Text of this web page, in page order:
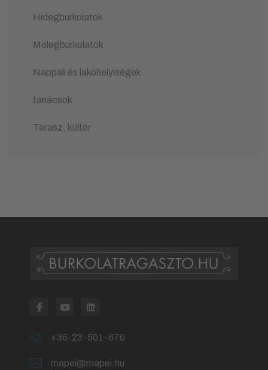
Hidegburkolatok
Melegburkolatok
Nappali és lakóhelyiségek
tanácsok
Terasz, kültér
+36-23-501-670
mapei@mapei.hu